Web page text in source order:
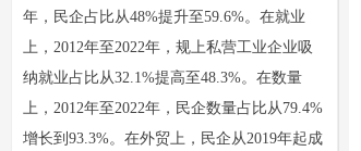
年，民企占比从48%提升至59.6%。在就业
上，2012年至2022年，规上私营工业企业吸
纳就业占比从32.1%提高至48.3%。在数量
上，2012年至2022年，民企数量占比从79.4%
增长到93.3%。在外贸上，民企从2019年起成